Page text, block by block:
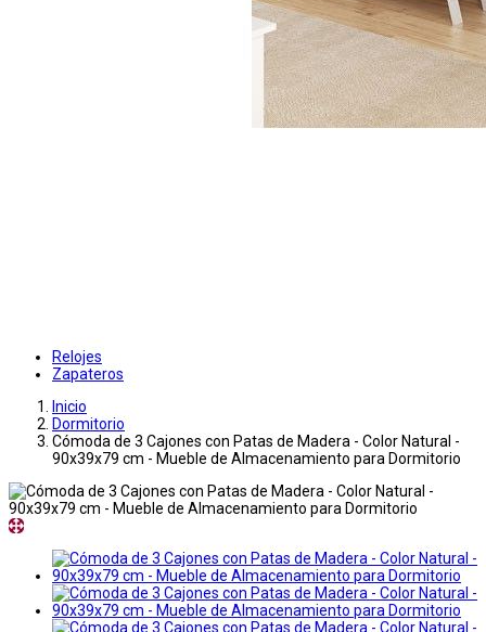
Relojes
Zapateros
Inicio
Dormitorio
Cómoda de 3 Cajones con Patas de Madera - Color Natural -
90x39x79 cm - Mueble de Almacenamiento para Dormitorio